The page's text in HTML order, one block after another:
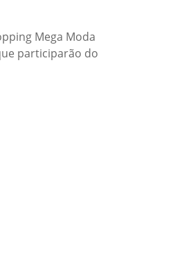
Mega Moda
participarão do